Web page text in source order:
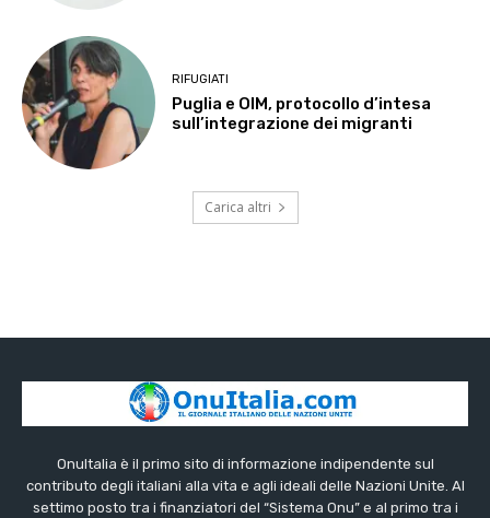
RIFUGIATI
Puglia e OIM, protocollo d’intesa
sull’integrazione dei migranti
Carica altri
OnuItalia è il primo sito di informazione indipendente sul
contributo degli italiani alla vita e agli ideali delle Nazioni Unite. Al
settimo posto tra i finanziatori del “Sistema Onu” e al primo tra i